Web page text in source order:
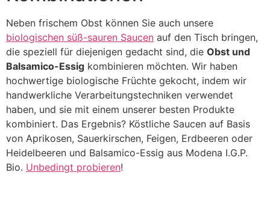
Neben frischem Obst können Sie auch unsere
biologischen süß-sauren Saucen auf den Tisch bringen,
die speziell für diejenigen gedacht sind, die Obst und
Balsamico-Essig kombinieren möchten. Wir haben
hochwertige biologische Früchte gekocht, indem wir
handwerkliche Verarbeitungstechniken verwendet
haben, und sie mit einem unserer besten Produkte
kombiniert. Das Ergebnis? Köstliche Saucen auf Basis
von Aprikosen, Sauerkirschen, Feigen, Erdbeeren oder
Heidelbeeren und Balsamico-Essig aus Modena I.G.P.
Bio. Unbedingt probieren!